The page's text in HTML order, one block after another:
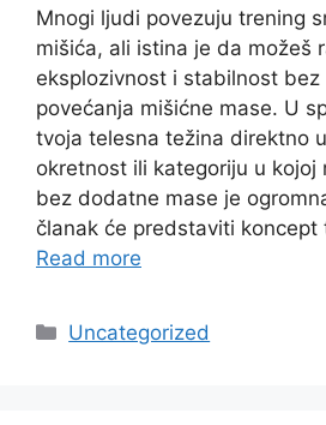
Mnogi ljudi povezuju trening
mišića, ali istina je da možeš
eksplozivnost i stabilnost bez
povećanja mišićne mase. U
tvoja telesna težina direktno
okretnost ili kategoriju u kojoj
bez dodatne mase je
članak će predstaviti
Read more
Categories
Uncategorized